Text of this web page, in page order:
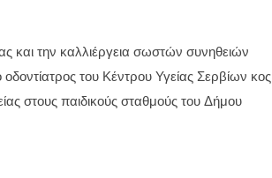
και την καλλιέργεια σωστών συνηθειών
οδοντίατρος του Κέντρου Υγείας Σερβίων κος
στους παιδικούς σταθμούς του Δήμου